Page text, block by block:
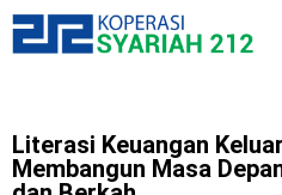
Literasi Keuangan
Membangun Masa